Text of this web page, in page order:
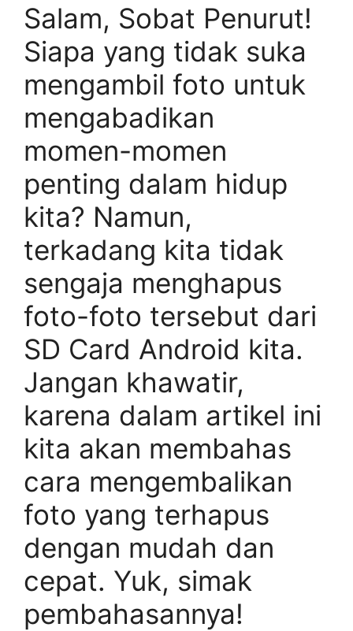
Salam, Sobat Penurut!
Siapa yang tidak suka
mengambil foto untuk
mengabadikan
momen-momen
penting dalam hidup
kita? Namun,
terkadang kita tidak
sengaja menghapus
foto-foto tersebut dari
SD Card Android kita.
Jangan khawatir,
karena dalam artikel ini
kita akan membahas
cara mengembalikan
foto yang terhapus
dengan mudah dan
cepat. Yuk, simak
pembahasannya!